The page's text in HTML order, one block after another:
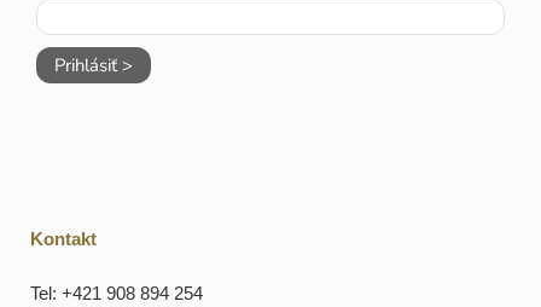
Prihlásiť >
Kontakt
Tel: +421 908 894 254